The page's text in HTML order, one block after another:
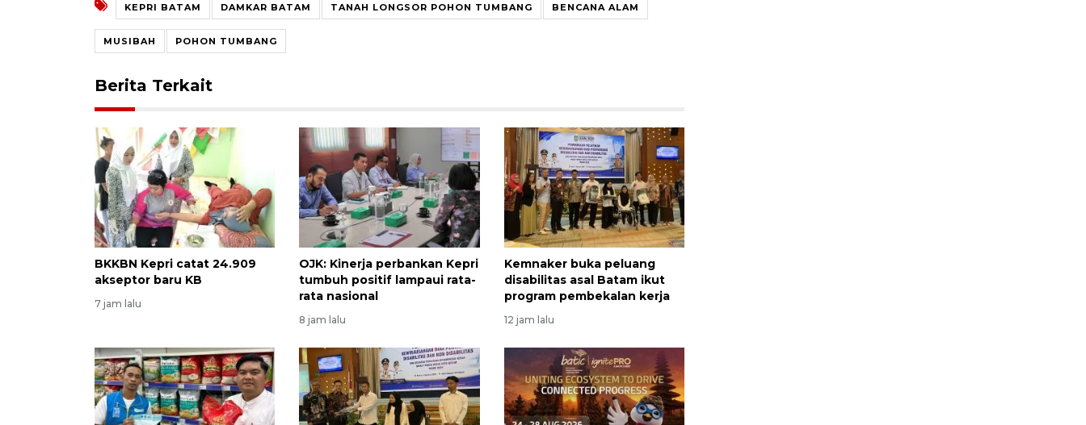
KEPRI BATAM DAMKAR BATAM TANAH LONGSOR POHON TUMBANG BENCANA ALAM
MUSIBAH POHON TUMBANG
Berita Terkait
BKKBN Kepri catat 24.909
akseptor baru KB
7 jam lalu
OJK: Kinerja perbankan Kepri
tumbuh positif lampaui rata-
rata nasional
8 jam lalu
Kemnaker buka peluang
disabilitas asal Batam ikut
program pembekalan kerja
12 jam lalu